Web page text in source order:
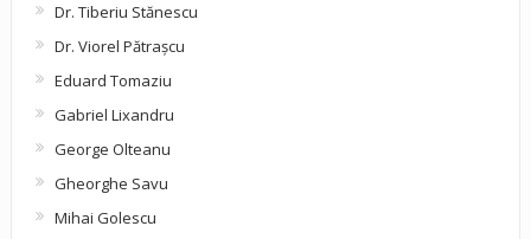
Dr. Tiberiu Stănescu
Dr. Viorel Pătraşcu
Eduard Tomaziu
Gabriel Lixandru
George Olteanu
Gheorghe Savu
Mihai Golescu